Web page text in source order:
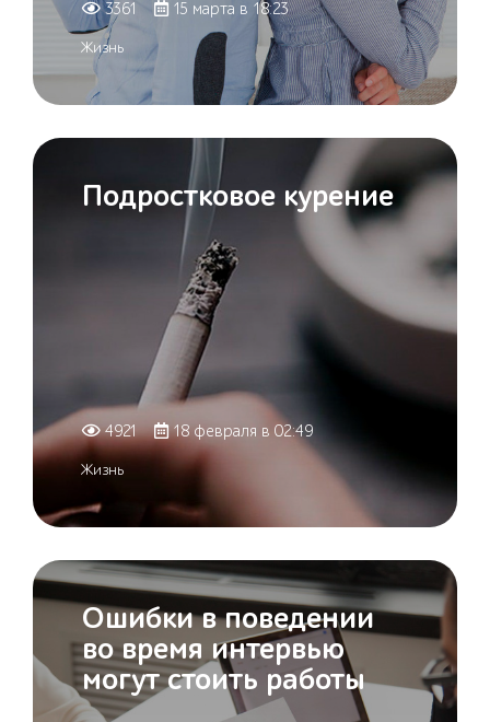
3361 15 марта в 18:23
Жизнь
Подростковое курение
4921 18 февраля в 02:49
Жизнь
Ошибки в поведении
во время интервью
могут стоить работы